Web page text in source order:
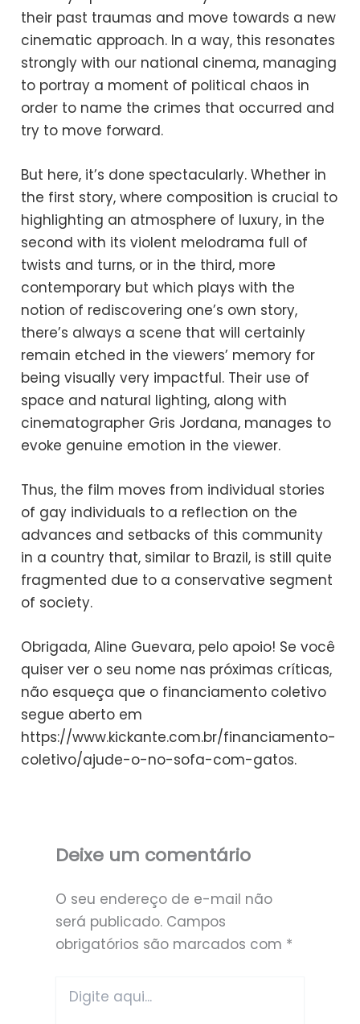
their past traumas and move towards a new
cinematic approach. In a way, this resonates
strongly with our national cinema, managing
to portray a moment of political chaos in
order to name the crimes that occurred and
try to move forward.
But here, it’s done spectacularly. Whether in
the first story, where composition is crucial to
highlighting an atmosphere of luxury, in the
second with its violent melodrama full of
twists and turns, or in the third, more
contemporary but which plays with the
notion of rediscovering one’s own story,
there’s always a scene that will certainly
remain etched in the viewers’ memory for
being visually very impactful. Their use of
space and natural lighting, along with
cinematographer Gris Jordana, manages to
evoke genuine emotion in the viewer.
Thus, the film moves from individual stories
of gay individuals to a reflection on the
advances and setbacks of this community
in a country that, similar to Brazil, is still quite
fragmented due to a conservative segment
of society.
Obrigada, Aline Guevara, pelo apoio! Se você
quiser ver o seu nome nas próximas críticas,
não esqueça que o financiamento coletivo
segue aberto em
https://www.kickante.com.br/financiamento-
coletivo/ajude-o-no-sofa-com-gatos.
Deixe um comentário
O seu endereço de e-mail não
será publicado. Campos
obrigatórios são marcados com *
aqui...